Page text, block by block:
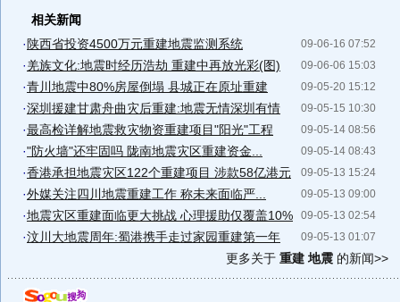
相关新闻
09-06-16 07:52
· 陕西省投资4500万元重建地震监测系统
09-06-06 15:03
·羌族文化:地震时经历浩劫 重建中再放光彩(图)
09-05-20 15:12
·青川地震中80%房屋倒塌 县城正在原址重建
09-05-15 10:30
·深圳援建甘肃舟曲灾后重建:地震无情深圳有情
09-05-14 08:56
·最高检详解地震救灾物资重建项目"阳光"工程
09-05-14 08:43
·"防火墙"还牢固吗 陇南地震灾区重建资金...
09-05-13 15:24
·香港承担地震灾区122个重建项目 涉款58亿港元
09-05-13 09:00
·外媒关注四川地震重建工作 称未来面临严...
09-05-13 02:54
·地震灾区重建面临更大挑战 心理援助仅覆盖10%
09-05-13 01:07
·汶川大地震周年:蜀港携手走过家园重建第一年
更多关于 重建 地震 的新闻>>